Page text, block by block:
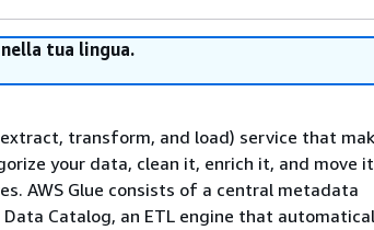
tua lingua.
transform, and load) service that
your data, clean it, enrich it, and move it
AWS Glue consists of a central metadata
Data Catalog, an ETL engine that